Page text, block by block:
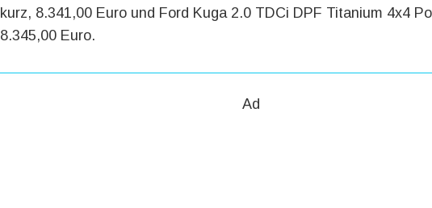
kurz, 8.341,00 Euro und Ford Kuga 2.0 TDCi DPF Titanium 4x4
8.345,00 Euro.
Ad